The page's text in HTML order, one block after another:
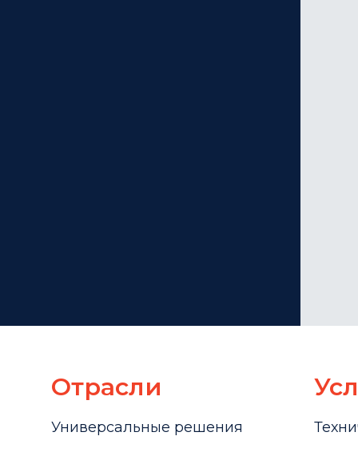
Отрасли
Универсальные решения